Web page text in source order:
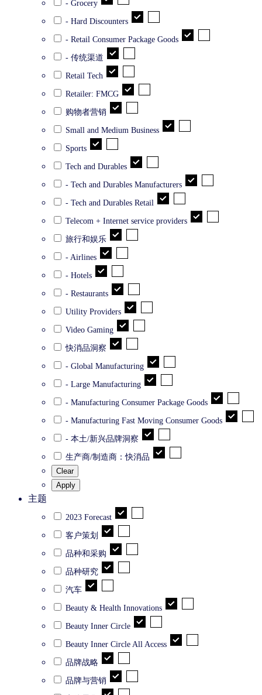
- Grocery
- Hard Discounters
- Retail Consumer Package Goods
- 传统渠道
Retail Tech
Retailer: FMCG
购物者营销
Small and Medium Business
Sports
Tech and Durables
- Tech and Durables Manufacturers
- Tech and Durables Retail
Telecom + Internet service providers
旅行和娱乐
- Airlines
- Hotels
- Restaurants
Utility Providers
Video Gaming
快消品洞察
- Global Manufacturing
- Large Manufacturing
- Manufacturing Consumer Package Goods
- Manufacturing Fast Moving Consumer Goods
- 本土/新兴品牌洞察
生产商/制造商：快消品
Clear
Apply
主题
2023 Forecast
客户策划
品种和采购
品种研究
汽车
Beauty & Health Innovations
Beauty Inner Circle
Beauty Inner Circle All Access
品牌战略
品牌与营销